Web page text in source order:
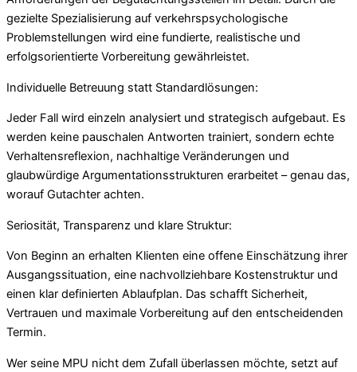
gezielte Spezialisierung auf verkehrspsychologische
Problemstellungen wird eine fundierte, realistische und
erfolgsorientierte Vorbereitung gewährleistet.
Individuelle Betreuung statt Standardlösungen:
Jeder Fall wird einzeln analysiert und strategisch aufgebaut. Es
werden keine pauschalen Antworten trainiert, sondern echte
Verhaltensreflexion, nachhaltige Veränderungen und
glaubwürdige Argumentationsstrukturen erarbeitet – genau das,
worauf Gutachter achten.
Seriosität, Transparenz und klare Struktur:
Von Beginn an erhalten Klienten eine offene Einschätzung ihrer
Ausgangssituation, eine nachvollziehbare Kostenstruktur und
einen klar definierten Ablaufplan. Das schafft Sicherheit,
Vertrauen und maximale Vorbereitung auf den entscheidenden
Termin.
Wer seine MPU nicht dem Zufall überlassen möchte, setzt auf